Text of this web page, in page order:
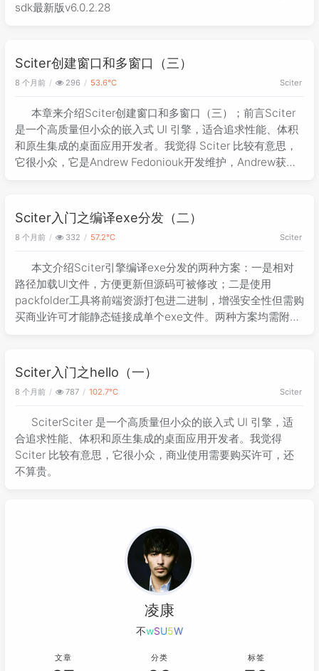
sdk最新版v6.0.2.28
Sciter创建窗口和多窗口（三）
8 个月前 296 53.6℃ Sciter
本章来介绍Sciter创建窗口和多窗口（三）；前言Sciter
是一个高质量但小众的嵌入式 UI 引擎，适合追求性能、体积
和原生集成的桌面应用开发者。我觉得 Sciter 比较有意思，
它很小众，它是Andrew Fedoniouk开发维护，Andrew获得
Sciter入门之编译exe分发（二）
8 个月前 332 57.2℃ Sciter
本文介绍Sciter引擎编译exe分发的两种方案：一是相对
路径加载UI文件，方便更新但源码可被修改；二是使用
packfolder工具将前端资源打包进二进制，增强安全性但需购
买商业许可才能静态链接成单个exe文件。两种方案均需附带
Sciter入门之hello（一）
8 个月前 787 102.7℃ Sciter
SciterSciter 是一个高质量但小众的嵌入式 UI 引擎，适
合追求性能、体积和原生集成的桌面应用开发者。我觉得
Sciter 比较有意思，它很小众，商业使用需要购买许可，还
不算贵。
凌康
不停plAYU
文章 分类 标签